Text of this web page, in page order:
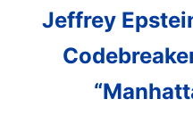
Jeffrey